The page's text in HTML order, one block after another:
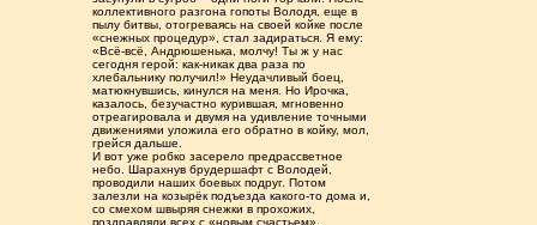
коллективного разгона гопоты Володя, еще в
пылу битвы, отогреваясь на своей койке после
«снежных процедур», стал задираться. Я ему:
«Всё-всё, Андрюшенька, молчу! Ты ж у нас
сегодня герой: как-никак два раза по
хлебальнику получил!» Неудачливый боец,
матюкнувшись, кинулся на меня. Но Ирочка,
казалось, безучастно курившая, мгновенно
отреагировала и двумя на удивление точными
движениями уложила его обратно в койку, мол,
грейся дальше.
И вот уже робко засерело предрассветное
небо. Шарахнув брудершафт с Володей,
проводили наших боевых подруг. Потом
залезли на козырёк подъезда какого-то дома и,
со смехом швыряя снежки в прохожих,
поздравляли всех с «новым счастьем».